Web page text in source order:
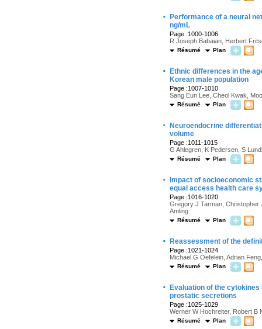
·
Performance of a neural
ng/mL
Page :1000-1006
R.Joseph Babaian, Herbert
Résumé Plan
·
Ethnic differences in the
Korean male population
Page :1007-1010
Sang Eun Lee, Cheol Kwak,
Résumé Plan
·
Neuroendocrine
volume
Page :1011-1015
G Ahlegren, K Pedersen, S
Résumé Plan
·
Impact of socioeconomic
equal access health care
Page :1016-1020
Gregory J Tarman, Christopher
Amling
Résumé Plan
· Reassessment of the
Page :1021-1024
Michael G Oefelein, Adrian
Résumé Plan
·
Evaluation of the
prostatic secretions
Page :1025-1029
Werner W Hochreiter, Robert B
Résumé Plan